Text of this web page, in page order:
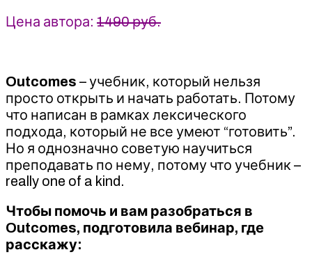
Цена автора: 1490 руб.
Outcomes – учебник, который нельзя
просто открыть и начать работать. Потому
что написан в рамках лексического
подхода, который не все умеют “готовить”.
Но я однозначно советую научиться
преподавать по нему, потому что учебник –
really one of a kind.
Чтобы помочь и вам разобраться в
Outcomes, подготовила вебинар, где
расскажу: